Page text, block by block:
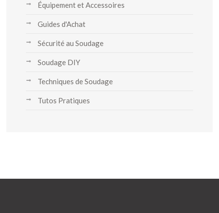
Équipement et Accessoires
Guides d'Achat
Sécurité au Soudage
Soudage DIY
Techniques de Soudage
Tutos Pratiques